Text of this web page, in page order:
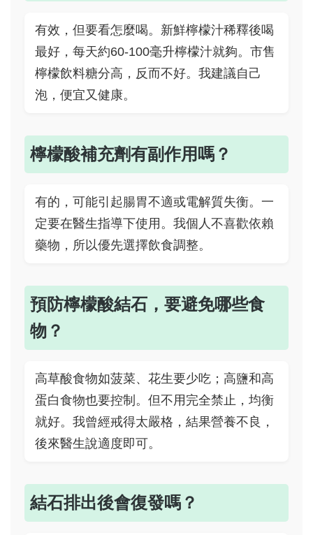
有效，但要看怎麼喝。新鮮檸檬汁稀釋後喝
最好，每天約60-100毫升檸檬汁就夠。市售
檸檬飲料糖分高，反而不好。我建議自己
泡，便宜又健康。
檸檬酸補充劑有副作用嗎？
有的，可能引起腸胃不適或電解質失衡。一
定要在醫生指導下使用。我個人不喜歡依賴
藥物，所以優先選擇飲食調整。
預防檸檬酸結石，要避免哪些食
物？
高草酸食物如菠菜、花生要少吃；高鹽和高
蛋白食物也要控制。但不用完全禁止，均衡
就好。我曾經戒得太嚴格，結果營養不良，
後來醫生說適度即可。
結石排出後會復發嗎？